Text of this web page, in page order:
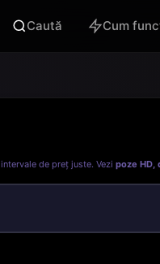
Caută Cum
intervale de preț juste. Vezi poze HD,